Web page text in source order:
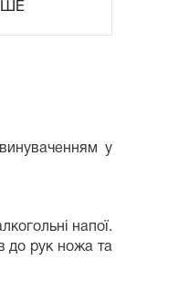
у
напої.
до рук ножа та